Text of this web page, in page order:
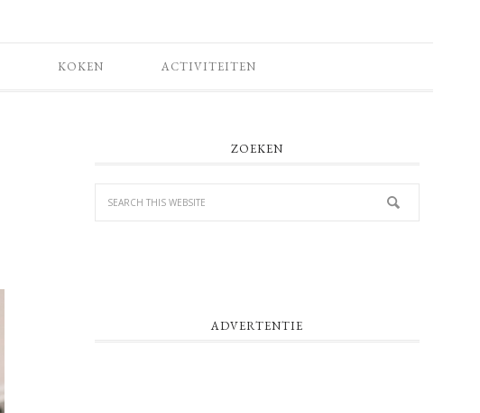
KOKEN ACTIVITEITEN
ZOEKEN
ADVERTENTIE